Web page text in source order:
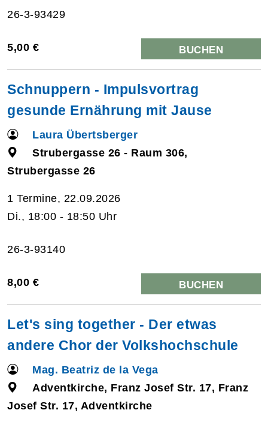
26-3-93429
5,00 € BUCHEN
Schnuppern - Impulsvortrag
gesunde Ernährung mit Jause
Laura Übertsberger
Strubergasse 26 - Raum 306,
Strubergasse 26
1 Termine, 22.09.2026
Di., 18:00 - 18:50 Uhr
26-3-93140
8,00 € BUCHEN
Let's sing together - Der etwas
andere Chor der Volkshochschule
Mag. Beatriz de la Vega
Adventkirche, Franz Josef Str. 17, Franz
Josef Str. 17, Adventkirche